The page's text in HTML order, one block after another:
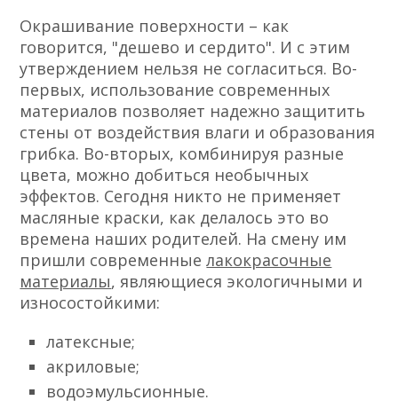
Окрашивание поверхности – как
говорится, "дешево и сердито". И с этим
утверждением нельзя не согласиться. Во-
первых, использование современных
материалов позволяет надежно защитить
стены от воздействия влаги и образования
грибка. Во-вторых, комбинируя разные
цвета, можно добиться необычных
эффектов. Сегодня никто не применяет
масляные краски, как делалось это во
времена наших родителей. На смену им
пришли современныелакокрасочные
материалы, являющиеся экологичными и
износостойкими:
латексные;
акриловые;
водоэмульсионные.